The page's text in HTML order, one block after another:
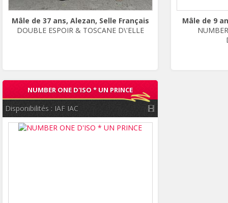
Mâle de 37 ans, Alezan, Selle Français
DOUBLE ESPOIR & TOSCANE D\'ELLE
Mâle de 9
NUMBER ONE D'ISO * UN PRINCE
Disponibilités : IAF IAC